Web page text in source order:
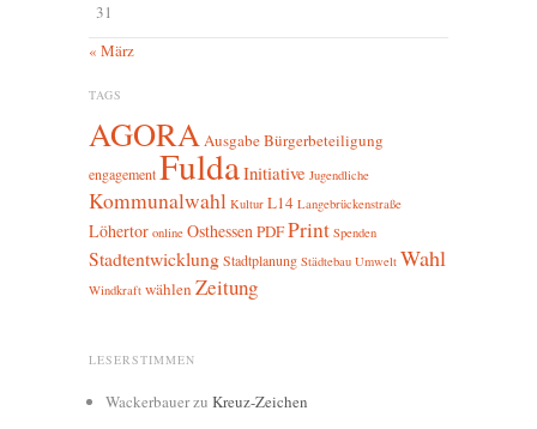
31
« März
TAGS
AGORAAusgabeBürgerbeteiligung
engagementFuldaInitiative Jugendliche
Kommunalwahl Kultur L14 Langebrückenstraße
Löhertor online OsthessenPDFPrint Spenden
StadtentwicklungStadtplanung Städtebau Umwelt Wahl
Windkraft wählen Zeitung
LESERSTIMMEN
Wackerbauerzu Kreuz-Zeichen